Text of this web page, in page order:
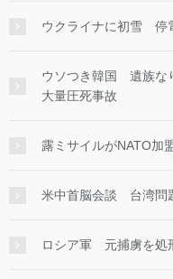
ウクライナに初雪 停
ウソつき韓国 遺族な
大量圧死事故
露ミサイルがNATO
米中首脳会談 台湾問
ロシア軍 元捕虜を処